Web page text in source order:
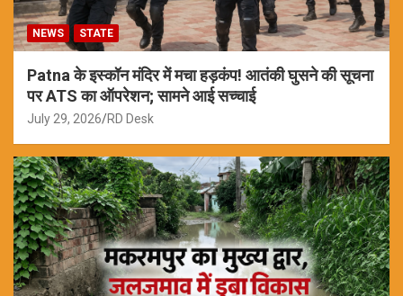
NEWS STATE
Patna के इस्कॉन मंदिर में मचा हड़कंप! आतंकी घुसने की सूचना
पर ATS का ऑपरेशन; सामने आई सच्चाई
July 29, 2026 RD Desk